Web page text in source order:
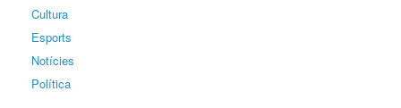
Cultura
Esports
Notícies
Política